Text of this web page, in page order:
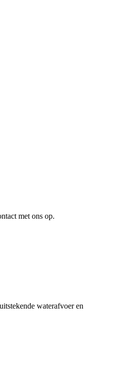
met ons op.
waterafvoer en